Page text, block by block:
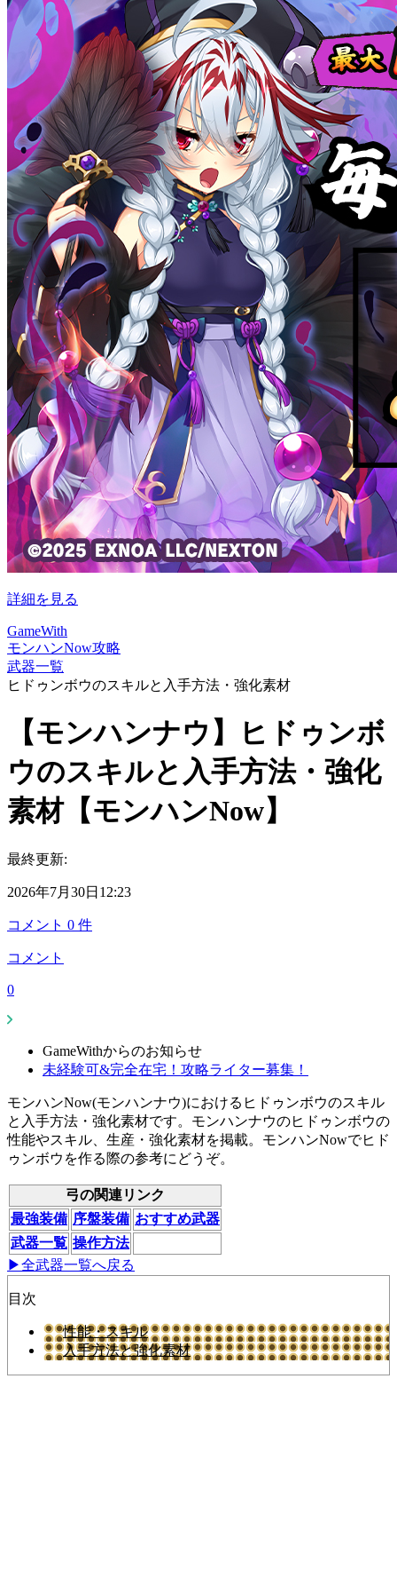
詳細を見る
GameWith
モンハンNow攻略
武器一覧
ヒドゥンボウのスキルと入手方法・強化素材
【モンハンナウ】ヒドゥンボ
ウのスキルと入手方法・強化
素材【モンハンNow】
最終更新:
2026年7月30日12:23
コメント 0 件
コメント
0
GameWithからのお知らせ
未経験可&完全在宅！攻略ライター募集！
モンハンNow(モンハンナウ)におけるヒドゥンボウのスキル
と入手方法・強化素材です。モンハンナウのヒドゥンボウの
性能やスキル、生産・強化素材を掲載。モンハンNowでヒド
ゥンボウを作る際の参考にどうぞ。
弓の関連リンク
最強装備 序盤装備 おすすめ武器
武器一覧 操作方法
▶全武器一覧へ戻る
目次
性能・スキル
入手方法と強化素材